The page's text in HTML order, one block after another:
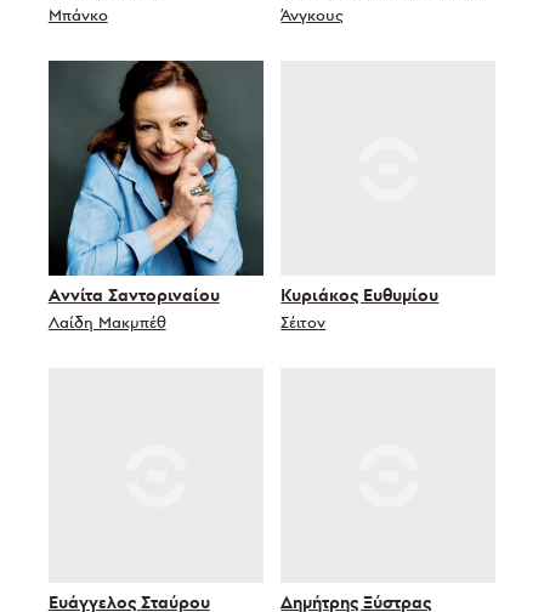
Μπάνκο Άνγκους
Αννίτα Σαντοριναίου
Λαίδη Μακμπέθ
Κυριάκος Ευθυμίου
Σέιτον
Ευάγγελος Σταύρου Δημήτρης Ξύστρας